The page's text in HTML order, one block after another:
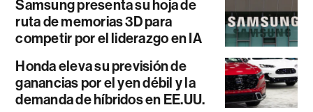
Samsung presenta su hoja de
ruta de memorias 3D para
competir por el liderazgo en IA
Honda eleva su previsión de
ganancias por el yen débil y la
demanda de híbridos en EE.UU.